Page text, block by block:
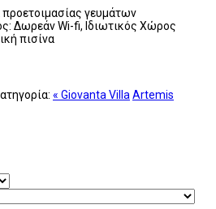
γευμάτων
Δωρεάν Wi-fi, Ιδιωτικός Χώρος
πισίνα
« Giovanta Villa Artemis